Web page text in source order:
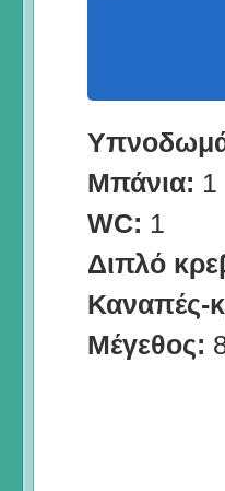
Μπάνια: 1
WC: 1
Διπλό
Καναπές-
Μέγεθος: